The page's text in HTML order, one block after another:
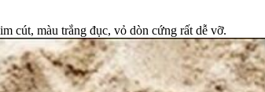
cút, màu trắng đục, vỏ dòn cứng rất dễ vỡ.